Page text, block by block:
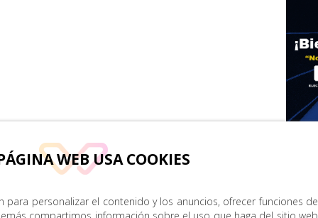
WEB USA COOKIES
para personalizar el contenido y los anuncios, ofrecer funciones de